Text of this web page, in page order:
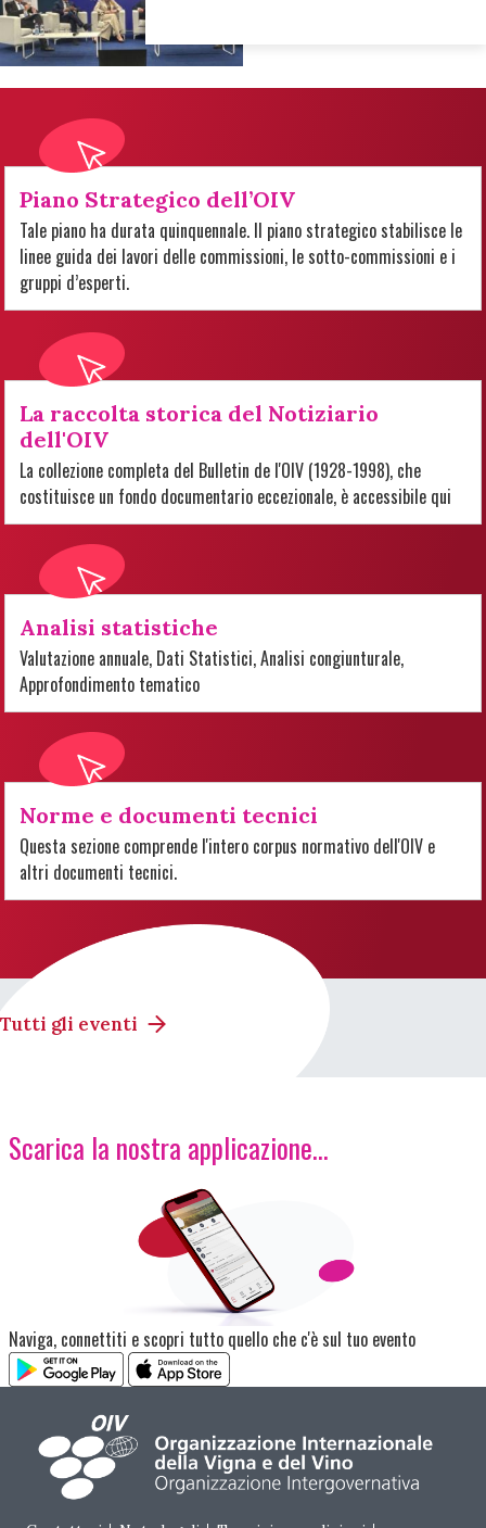
Piano Strategico dell’OIV
Tale piano ha durata quinquennale. Il piano strategico stabilisce le
linee guida dei lavori delle commissioni, le sotto-commissioni e i
gruppi d’esperti.
La raccolta storica del Notiziario
dell'OIV
La collezione completa del Bulletin de l'OIV (1928-1998), che
costituisce un fondo documentario eccezionale, è accessibile qui
Analisi statistiche
Valutazione annuale, Dati Statistici, Analisi congiunturale,
Approfondimento tematico
Norme e documenti tecnici
Questa sezione comprende l'intero corpus normativo dell'OIV e
altri documenti tecnici.
Tutti gli eventi
Scarica la nostra applicazione...
Immagine
Naviga, connettiti e scopri tutto quello che c'è sul tuo evento